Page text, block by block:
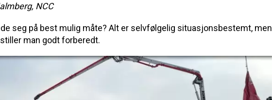
NCC
seg på best mulig måte? Alt er selvfølgelig situasjonsbestemt, men
man godt forberedt.